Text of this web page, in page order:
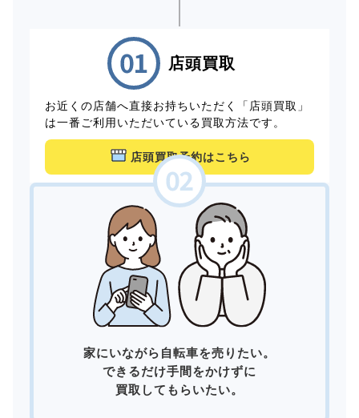
店頭買取
お近くの店舗へ直接お持ちいただく「店頭買取」
は一番ご利用いただいている買取方法です。
店頭買取予約はこちら
家にいながら自転車を売りたい。
できるだけ手間をかけずに
買取してもらいたい。